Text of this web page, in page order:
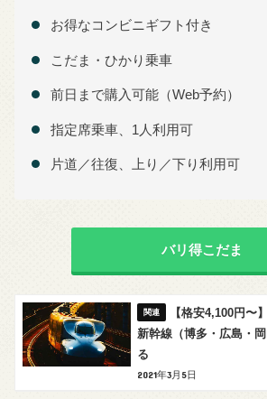
お得なコンビニギフト付き
こだま・ひかり乗車
前日まで購入可能（Web予約）
指定席乗車、1人利用可
片道／往復、上り／下り利用可
バリ得こだま
【格安4,100円〜
新幹線（博多・広島・
る
2021年3月5日